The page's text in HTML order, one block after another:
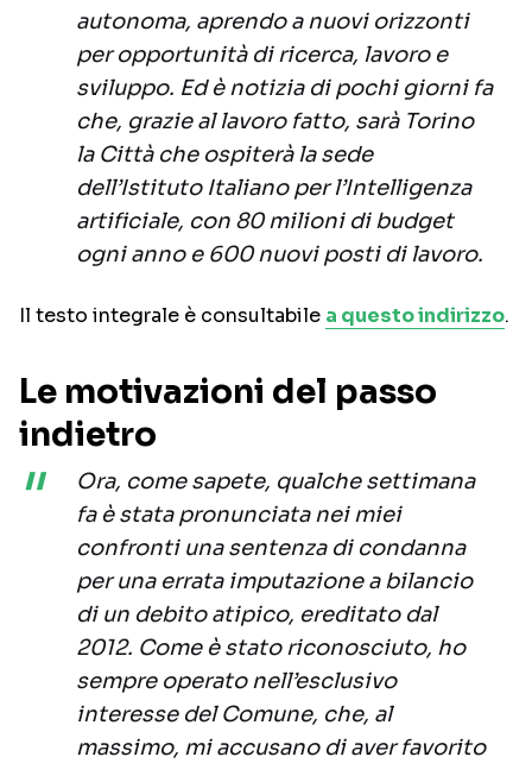
autonoma, aprendo a nuovi orizzonti
per opportunità di ricerca, lavoro e
sviluppo. Ed è notizia di pochi giorni fa
che, grazie al lavoro fatto, sarà Torino
la Città che ospiterà la sede
dell’Istituto Italiano per l’Intelligenza
artificiale, con 80 milioni di budget
ogni anno e 600 nuovi posti di lavoro.
Il testo integrale è consultabile a questo indirizzo.
Le motivazioni del passo
indietro
Ora, come sapete, qualche settimana
fa è stata pronunciata nei miei
confronti una sentenza di condanna
per una errata imputazione a bilancio
di un debito atipico, ereditato dal
2012. Come è stato riconosciuto, ho
sempre operato nell’esclusivo
interesse del Comune, che, al
massimo, mi accusano di aver favorito